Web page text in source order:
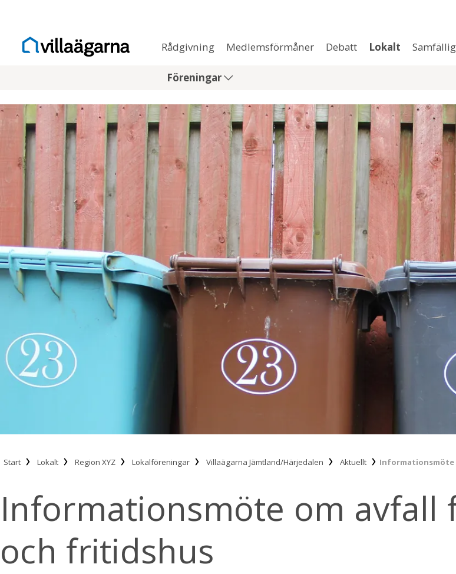
Rådgivning Medlemsförmåner Debatt Lokalt
Föreningar
Start Lokalt Region XYZ Lokalföreningar Villaägarna Jämtland/Härjedalen Aktuellt
Informationsmöte om avfall
och fritidshus